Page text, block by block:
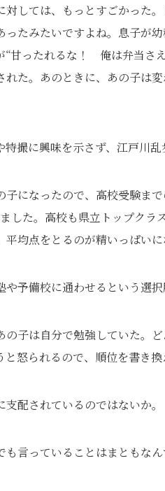
対しては、もっとすごかった
たみたいですよね。息子が
“甘ったれるな！ 俺は弁当さ
た。あのときに、あの子は
撮に興味を示さず、江戸川乱
子になったので、高校受験ま
した。高校も県立トップク
均点をとるのが精いっぱいに
予備校に通わせるという選択
の子は自分で勉強していた。
怒られるので、順位を書き
配されているのではないか。
も言っていることはまともな